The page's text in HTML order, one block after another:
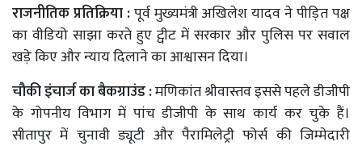
राजनीतिक प्रतिक्रिया :पूर्व मुख्यमंत्री अखिलेश यादव ने पीड़ित पक्ष
का वीडियो साझा करते हुए ट्वीट में सरकार और पुलिस पर सवाल
खड़े किए और न्याय दिलाने का आश्वासन दिया।
चौकी इंचार्ज का बैकग्राउंड :मणिकांत श्रीवास्तव इससे पहले डीजीपी
के गोपनीय विभाग में पांच डीजीपी के साथ कार्य कर चुके हैं।
सीतापुर में चुनावी ड्यूटी और पैरामिलेट्री फोर्स की जिम्मेदारी